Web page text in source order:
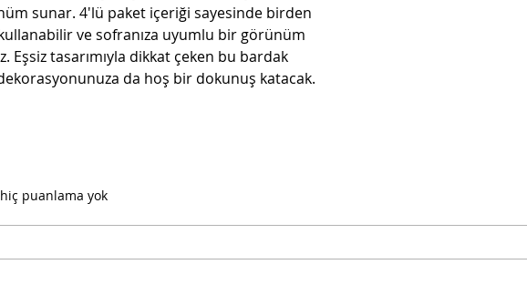
sunar. 4'lü paket içeriği sayesinde birden
ve sofranıza uyumlu bir görünüm
Eşsiz tasarımıyla dikkat çeken bu bardak
da hoş bir dokunuş katacak.
puanlama yok